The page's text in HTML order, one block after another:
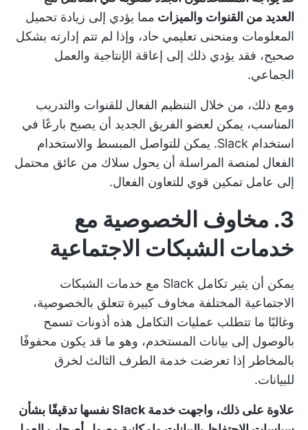
العديد من القنوات والميزات مما يؤدي إلى زيادة تحميل
المعلومات ومنحنى تعليمي حاد، وإذا لم تتم إدارته بشكل
صحيح، فقد يؤدي ذلك إلى إعاقة الإنتاجية والعمل
الجماعي.
ومع ذلك، من خلال التنظيم الفعال للقنوات والتدريب
المناسب، يمكن لعضو الفريق الجديد أن يصبح بارعًا في
استخدام Slack. يمكن للتواصل المبسط والاستخدام
الفعال لمنصة المراسلة أن يحول سلاك من عائق محتمل
إلى عامل تمكين قوي للتعاون الفعال.
3. مخاوف الخصوصية مع
خدمات الشبكات الاجتماعية
يمكن أن يثير تكامل Slack مع خدمات الشبكات
الاجتماعية المختلفة مخاوف كبيرة تتعلق بالخصوصية،
وغالبًا ما تتطلب عمليات التكامل هذه أذونات تسمح
بالوصول إلى بيانات المستخدم، وهو ما قد يكون محفوفًا
بالمخاطر إذا تعرضت خدمة الطرف الثالث لخرق
للبيانات.
علاوة على ذلك، واجهت خدمة Slack نفسها تدقيقًا بشأن